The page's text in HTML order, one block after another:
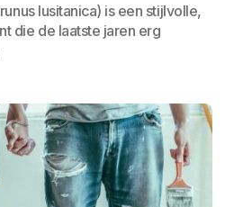
lusitanica) is een stijlvolle,
die de laatste jaren erg